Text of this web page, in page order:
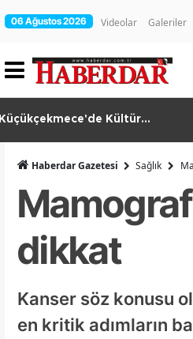
06 Ağustos 2026 Videolar Galeriler
Küçükçekmece'de Kültür
Haberdar Gazetesi Sağlık
dikkat
Kanser söz konusu
en kritik adımların